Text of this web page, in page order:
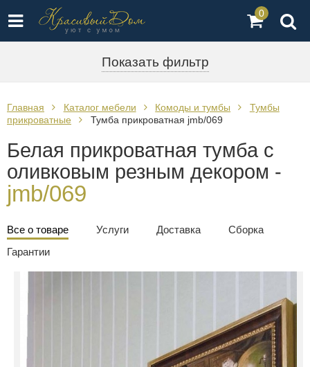
0
Показать фильтр
Главная Каталог мебели Комоды и тумбы
Тумбы
прикроватные
Тумба прикроватная jmb/069
Белая прикроватная тумба с
оливковым резным декором -
jmb/069
Все о товаре Услуги Доставка
Сборка
Гарантии